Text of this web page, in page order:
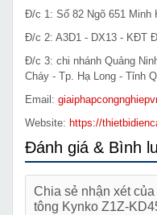
Đ/c 1: Số 82 Ngõ 651 Minh
Đ/c 2: A3D1 - DX13 - KĐT
Đ/c 3: chi nhánh Quảng
Cháy - Tp. Hạ Long - Tỉnh
Email:
Website: https://
Đánh giá & Bình
Chia sẻ nhận xét
tông Kynko Z1Z-